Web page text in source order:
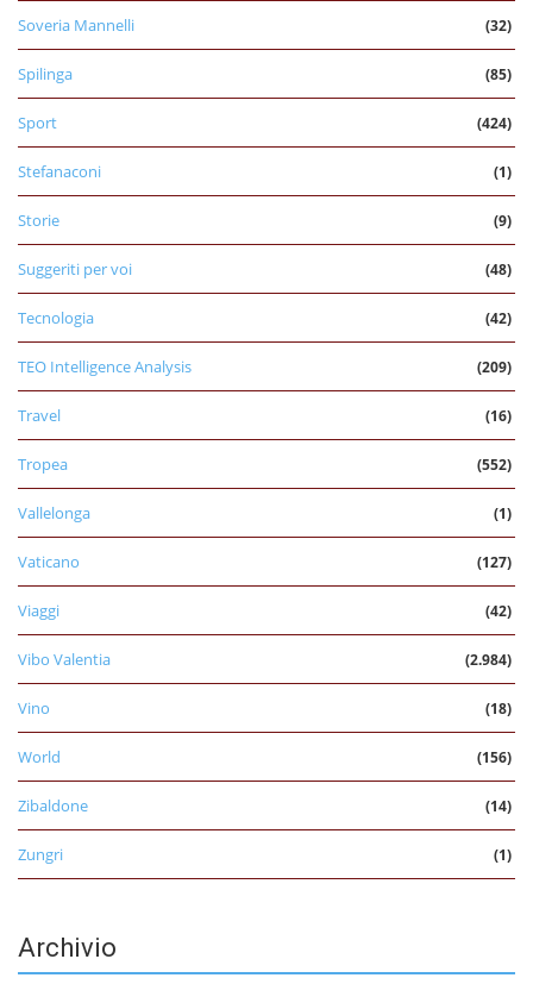
Soveria Mannelli (32)
Spilinga (85)
Sport (424)
Stefanaconi (1)
Storie (9)
Suggeriti per voi (48)
Tecnologia (42)
TEO Intelligence Analysis (209)
Travel (16)
Tropea (552)
Vallelonga (1)
Vaticano (127)
Viaggi (42)
Vibo Valentia (2.984)
Vino (18)
World (156)
Zibaldone (14)
Zungri (1)
Archivio